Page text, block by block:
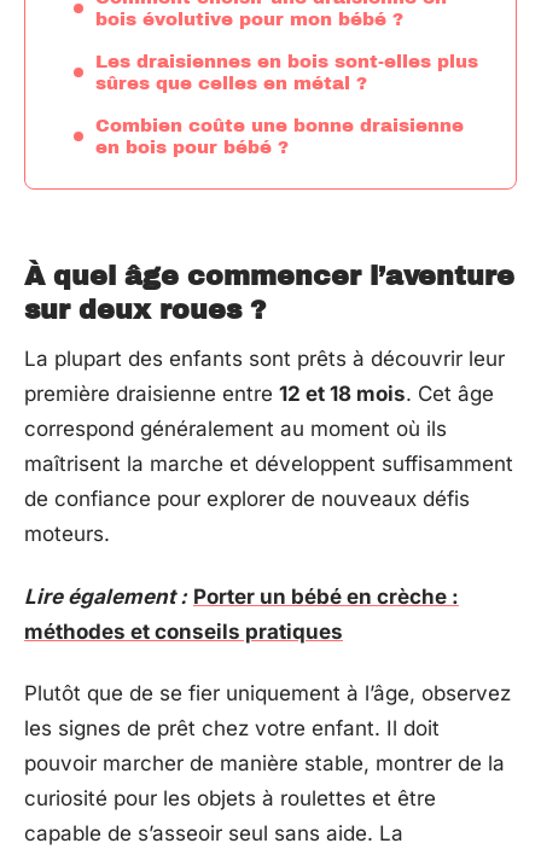
bois évolutive pour mon bébé ?
Les draisiennes en bois sont-elles plus
sûres que celles en métal ?
Combien coûte une bonne draisienne
en bois pour bébé ?
À quel âge commencer l’aventure
sur deux roues ?
La plupart des enfants sont prêts à découvrir leur
première draisienne entre 12 et 18 mois. Cet âge
correspond généralement au moment où ils
maîtrisent la marche et développent suffisamment
de confiance pour explorer de nouveaux défis
moteurs.
Lire également : Porter un bébé en crèche :
méthodes et conseils pratiques
Plutôt que de se fier uniquement à l’âge, observez
les signes de prêt chez votre enfant. Il doit
pouvoir marcher de manière stable, montrer de la
curiosité pour les objets à roulettes et être
capable de s’asseoir seul sans aide. La